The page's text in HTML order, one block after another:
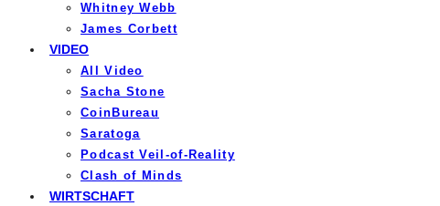
Whitney Webb
James Corbett
VIDEO
All Video
Sacha Stone
CoinBureau
Saratoga
Podcast Veil-of-Reality
Clash of Minds
WIRTSCHAFT